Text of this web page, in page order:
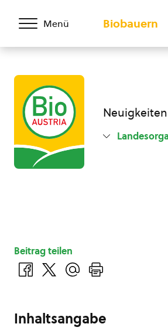
Menü Biobauern
Neuigkeiten
Beitrag teilen
Inhaltsangabe